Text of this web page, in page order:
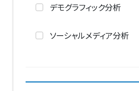
デモグラフィック分析
ソーシャルメディア分析